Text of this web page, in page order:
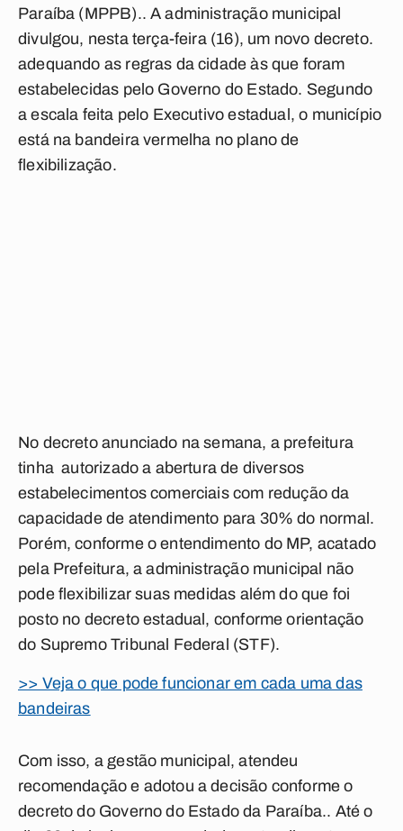
Paraíba (MPPB).. A administração municipal
divulgou, nesta terça-feira (16), um novo decreto.
adequando as regras da cidade às que foram
estabelecidas pelo Governo do Estado. Segundo
a escala feita pelo Executivo estadual, o município
está na bandeira vermelha no plano de
flexibilização.
No decreto anunciado na semana, a prefeitura
tinha autorizado a abertura de diversos
estabelecimentos comerciais com redução da
capacidade de atendimento para 30% do normal.
Porém, conforme o entendimento do MP, acatado
pela Prefeitura, a administração municipal não
pode flexibilizar suas medidas além do que foi
posto no decreto estadual, conforme orientação
do Supremo Tribunal Federal (STF).
>> Veja o que pode funcionar em cada uma das
bandeiras
Com isso, a gestão municipal, atendeu
recomendação e adotou a decisão conforme o
decreto do Governo do Estado da Paraíba.. Até o